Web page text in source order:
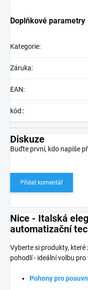
Doplňkové parametry
Kategorie:
Záruka:
EAN:
kód::
Diskuze
Buďte první, kdo napíše
Přidat komentář
Nice - Italská
automatizační
Vyberte si produkty,
pohodlí - ideální volbu
Pohony pro